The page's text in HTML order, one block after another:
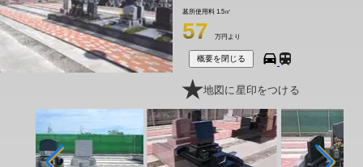
墓所使用料 1.5㎡
57 万円より
概要を閉じる
地図に星印をつける